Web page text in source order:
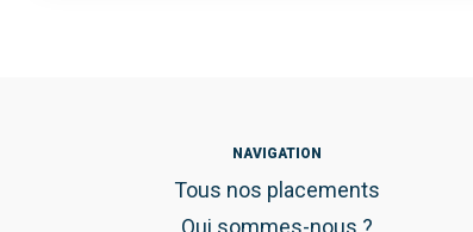
NAVIGATION
Tous nos placements
Qui sommes-nous ?